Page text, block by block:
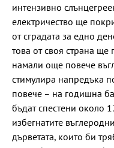
интензивно
електричество ще
от сградата за едно
това от своя страна
намали още повече
стимулира напредъка
повече – на годишна
бъдат спестени около
избегнатите
дърветата, които би